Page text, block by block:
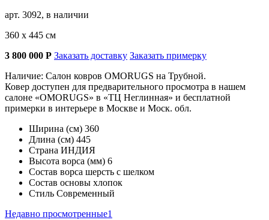
арт. 3092, в наличии
360 х 445 см
3 800 000 Р Заказать доставку Заказать примерку
Наличие: Салон ковров OMORUGS на Трубной.
Ковер доступен для предварительного просмотра в нашем
салоне «OMORUGS» в «ТЦ Неглинная» и бесплатной
примерки в интерьере в Москве и Моск. обл.
Ширина (см) 360
Длина (см) 445
Страна ИНДИЯ
Высота ворса (мм) 6
Состав ворса шерсть с шелком
Состав основы хлопок
Стиль Современный
Недавно просмотренные1